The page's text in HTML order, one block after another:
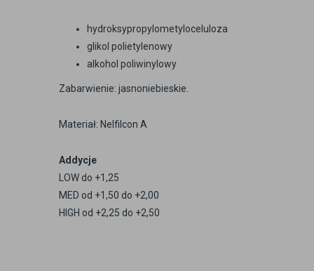
hydroksypropylometyloceluloza
glikol polietylenowy
alkohol poliwinylowy
Zabarwienie: jasnoniebieskie.
Materiał: Nelfilcon A
Addycje
LOW do +1,25
MED od +1,50 do +2,00
HIGH od +2,25 do +2,50